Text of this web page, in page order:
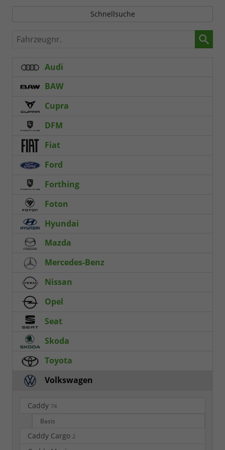
Schnellsuche
Fahrzeugnr.
Audi
BAW
Cupra
DFM
Fiat
Ford
Forthing
Foton
Hyundai
Mazda
Mercedes-Benz
Nissan
Opel
Seat
Skoda
Toyota
Volkswagen
Caddy 74
Basis
Caddy Cargo 2